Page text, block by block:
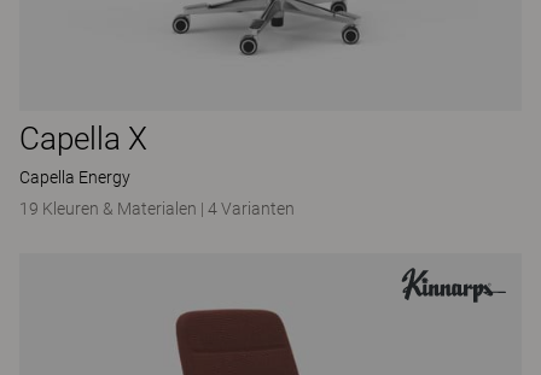
Capella X
Capella Energy
19 Kleuren & Materialen | 4 Varianten